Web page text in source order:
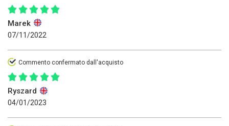
Marek
07/11/2022
Commento confermato dall'acquisto
Ryszard
04/01/2023